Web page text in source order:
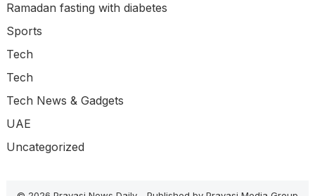
Ramadan fasting with diabetes
Sports
Tech
Tech
Tech News & Gadgets
UAE
Uncategorized